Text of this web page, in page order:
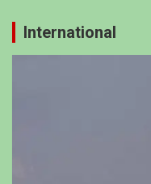
International